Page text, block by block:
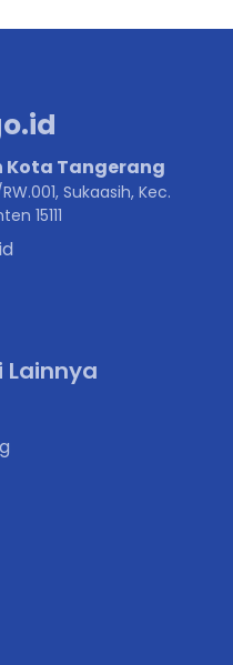
Kota Tangerang
Sukaasih, Kec.
15111
Lainnya